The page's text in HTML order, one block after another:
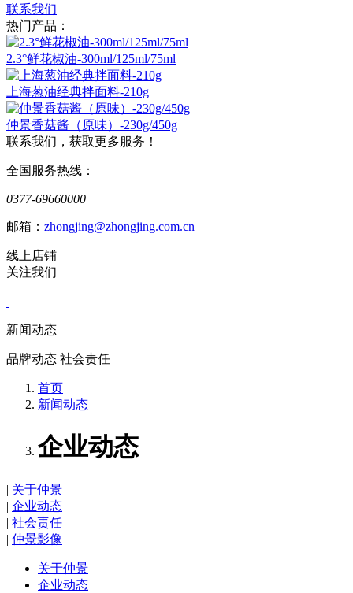
联系我们
热门产品：
2.3°鲜花椒油-300ml/125ml/75ml
上海葱油经典拌面料-210g
仲景香菇酱（原味）-230g/450g
联系我们，获取更多服务！
全国服务热线：
0377-69660000
邮箱： zhongjing@zhongjing.com.cn
线上店铺
关注我们
新闻动态
品牌动态 社会责任
首页
新闻动态
企业动态
| 关于仲景
| 企业动态
| 社会责任
| 仲景影像
关于仲景
企业动态